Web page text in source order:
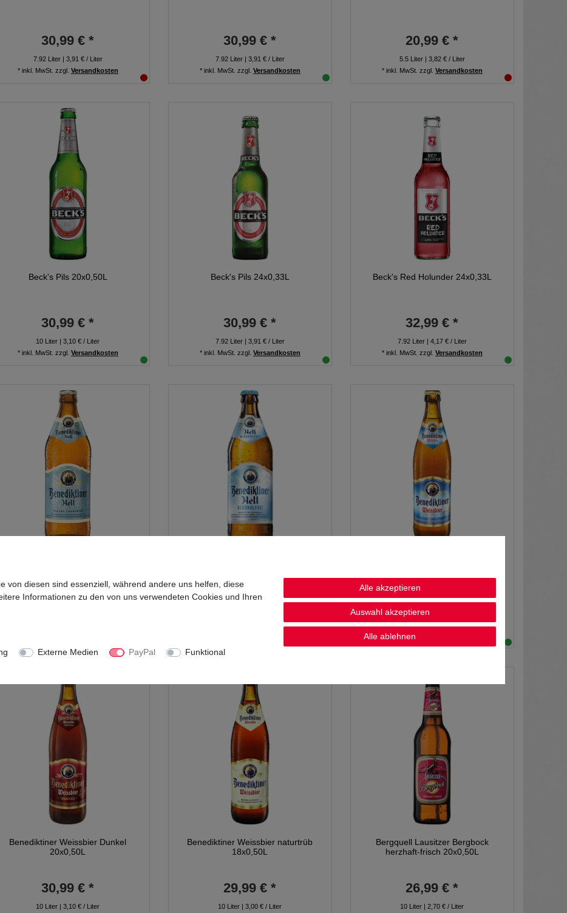
30,99 € *
7.92Liter| 3,91 € / Liter
* inkl. MwSt. zzgl. Versandkosten
30,99 € *
7.92Liter| 3,91 € / Liter
* inkl. MwSt. zzgl. Versandkosten
20,99 € *
5.5Liter| 3,82 € / Liter
* inkl. MwSt. zzgl. Versandkosten
Beck's Pils 20x0,50L
30,99 € *
10 Liter | 3,10 € / Liter
* inkl. MwSt. zzgl. Versandkosten
Beck's Pils 24x0,33L
30,99 € *
7.92Liter| 3,91 € / Liter
* inkl. MwSt. zzgl. Versandkosten
Beck's Red Holunder 24x0,33L
32,99 € *
7.92Liter| 4,17 € / Liter
* inkl. MwSt. zzgl. Versandkosten
30,99 € *
10Liter| 3,10 € / Liter
*inkl. MwSt.
Benediktiner Weissbier Dunkel
20x0,50L
30,99 € *
10 Liter | 3,10 € / Liter
Benediktiner Weissbier naturtrüb
18x0,50L
29,99 € *
10 Liter | 3,00 € / Liter
Bergquell Lausitzer Bergbock
herzhaft-frisch 20x0,50L
26,99 € *
10 Liter | 2,70 € / Liter
von diesen sind essenziell, während andere uns helfen, diese
Informationen zu den von uns verwendeten Cookies und Ihren
Externe Medien PayPal
Funktional
Alle akzeptieren
Auswahl akzeptieren
Alle ablehnen